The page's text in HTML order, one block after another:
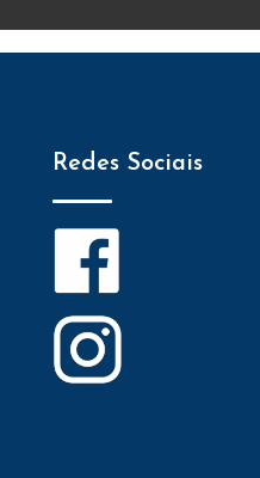
Redes Sociais